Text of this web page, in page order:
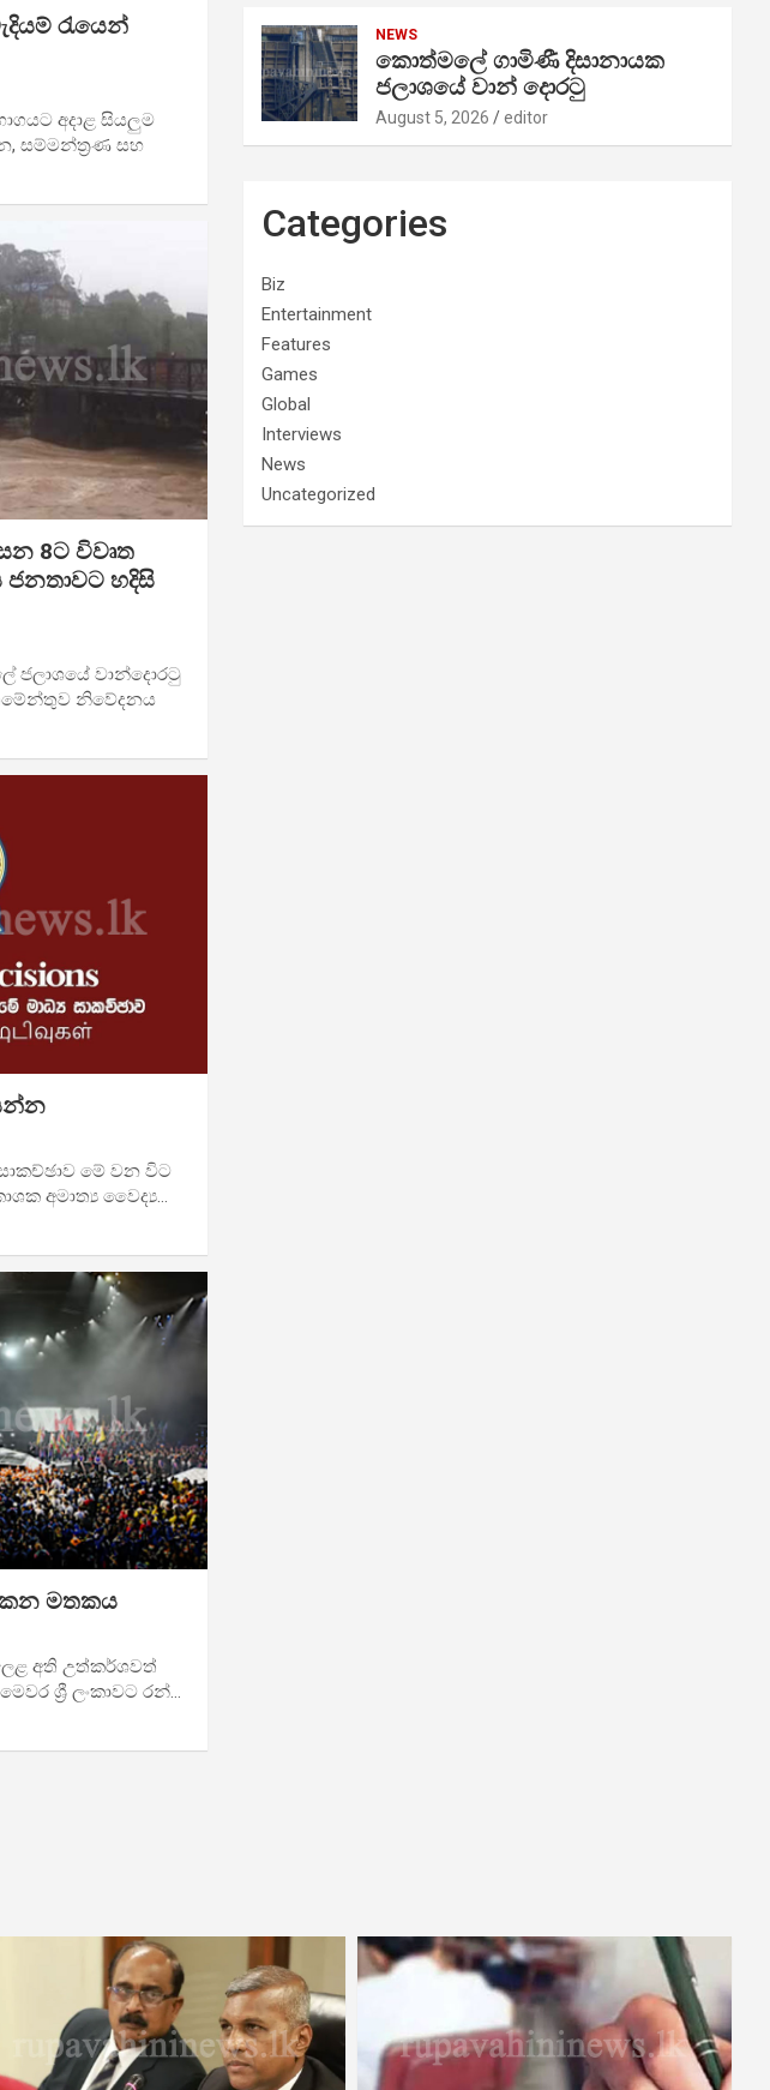
රැයෙන්
අදාළ සියලුම
සම්මන්ත්‍රණ සහ
8ට විවෘත
ජනතාවට හදිසි
ජලාශයේ වාන්දොරටු
නිවේදනය
මේ වන විට
අමාත්‍ය වෛද්‍ය…
මතකය
අති උත්කර්ශවත්
ශ්‍රී ලංකාවට රන්…
NEWS
කොත්මලේ ගාමිණී දිසානායක
ජලාශයේ වාන් දොරටු
August 5, 2026 editor
Categories
Biz
Entertainment
Features
Games
Global
Interviews
News
Uncategorized